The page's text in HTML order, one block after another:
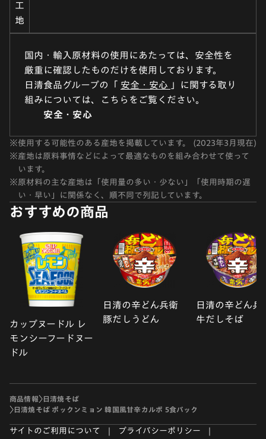
工
地
国内・輸入原材料の使用にあたっては、安全性を
厳重に確認したものだけを使用しております。
日清食品グループの「 安全・安心 」に関する取り
組みについては、こちらをご覧ください。
安全・安心
※使用する可能性のある産地を掲載しています。 (2023年3月現在)
※産地は原料事情などによって最適なものを組み合わせて使って
います。
※原材料の主な産地は「使用量の多い・少ない」「使用時期の遅
い・早い」に関係なく、順不同で列記しています。
おすすめの商品
カップヌードル レ
モンシーフードヌー
ドル
日清の辛どん兵衛
豚だしうどん
日清の辛どん兵
牛だしそば
商品情報
日清焼そば
日清焼そば ポックンミョン 韓国風甘辛カルボ 5食パック
サイトのご利用について プライバシーポリシー